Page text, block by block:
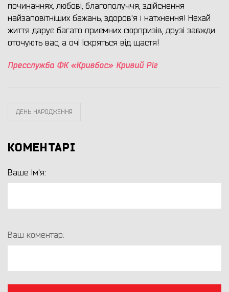
починаннях, любові, благополуччя, здійснення
найзаповітніших бажань, здоров'я і натхнення! Нехай
життя дарує багато приємних сюрпризів, друзі завжди
оточують вас, а очі іскряться від щастя!
Пресслужба ФК «Кривбас» Кривий Ріг
ДЕНЬ НАРОДЖЕННЯ
КОМЕНТАРІ
Ваше ім'я:
Ваш коментар: